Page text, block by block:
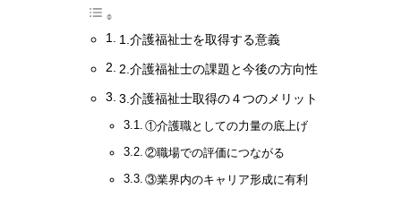
1.介護福祉士を取得する意義
2.介護福祉士の課題と今後の方向性
3.介護福祉士取得の４つのメリット
①介護職としての力量の底上げ
②職場での評価につながる
③業界内のキャリア形成に有利